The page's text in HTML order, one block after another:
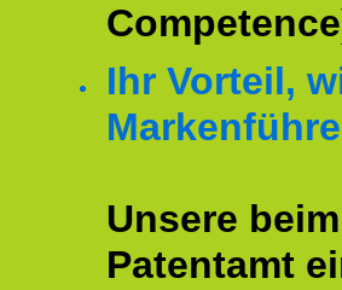
Ihr Vorteil,
Unsere
Patentamt